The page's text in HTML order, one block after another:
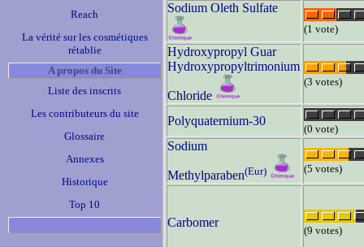
Reach
La vérité sur les cosmétiques
rétablie
A propos du Site
Liste des inscrits
Les contributeurs du site
Glossaire
Annexes
Historique
Top 10
Sodium Oleth Sulfate
(1 vote)
Hydroxypropyl Guar
Hydroxypropyltrimonium
Chloride
(3 votes)
Polyquaternium-30
(0 vote)
Sodium
Methylparaben(Eur) (5 votes)
Carbomer
(9 votes)